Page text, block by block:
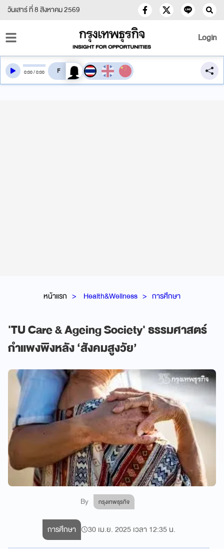
วันเสาร์ ที่ 8 สิงหาคม 2569
Login
หน้าแรก Health&Wellness การศึกษา
'TU Care & Ageing Society' ธรรมศาสตร์
กำแพงพิงหลัง ‘สังคมสูงวัย’
By กรุงเทพธุรกิจ
0:00/0:00 สลับเสียงอ่าน
การศึกษา 30 เม.ย. 2025 เวลา 12:35 น.